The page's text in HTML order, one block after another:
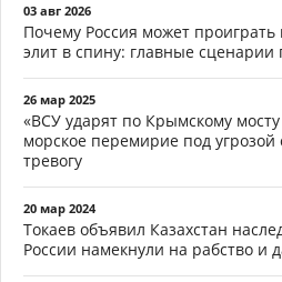
03 авг 2026
Почему Россия может проиграть
элит в спину: главные сценарии
26 мар 2025
«ВСУ ударят по Крымскому
морское перемирие под
тревогу
20 мар 2024
Токаев объявил Казахстан
России намекнули на рабство и